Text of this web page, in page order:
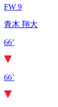
FW 9
青木 翔大
66’
66’